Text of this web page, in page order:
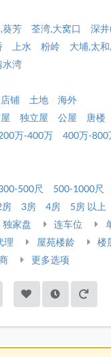
葵芳 荃湾,大窝口 深
上水 粉岭 大埔,太
水湾
店铺 土地
海外
独立屋 公屋 唐楼
万-400万 400万-800
500尺 500-1000尺
房 3房 4房
5房 以上
独家盘 连车位
理 屋苑楼龄 楼
更多选项